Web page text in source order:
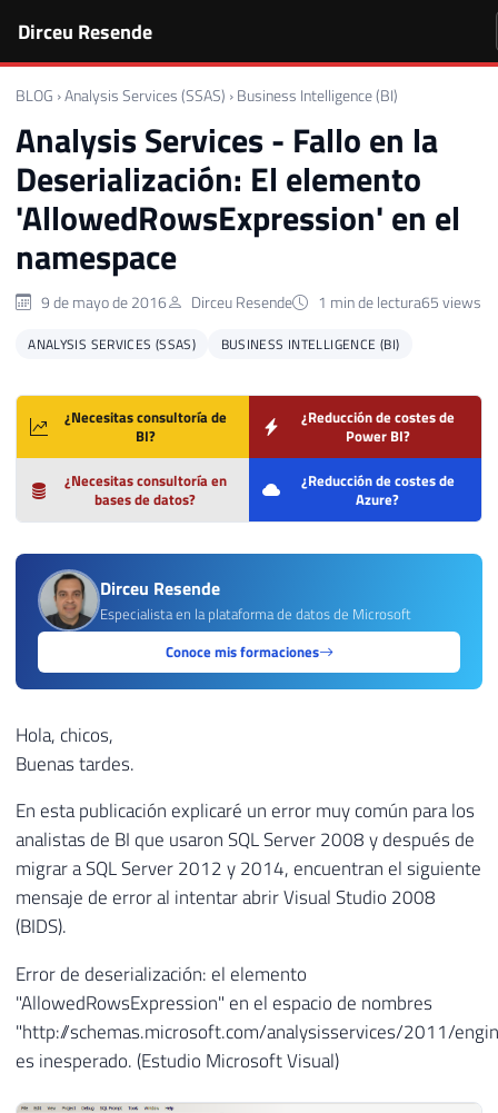
Dirceu Resende
BLOG ›Analysis Services (SSAS) › Business Intelligence (BI)
Analysis Services - Fallo en la
Deserialización: El elemento
'AllowedRowsExpression' en el
namespace
9 de mayo de 2016 Dirceu Resende 1 min de lectura65 views
ANALYSIS SERVICES (SSAS) BUSINESS INTELLIGENCE (BI)
¿Necesitas consultoría de
BI?
¿Reducción de costes de
Power BI?
¿Necesitas consultoría en
bases de datos?
¿Reducción de costes de
Azure?
Dirceu Resende
Especialista en la plataforma de datos de Microsoft
Conoce mis formaciones
Hola, chicos,
Buenas tardes.
En esta publicación explicaré un error muy común para los
analistas de BI que usaron SQL Server 2008 y después de
migrar a SQL Server 2012 y 2014, encuentran el siguiente
mensaje de error al intentar abrir Visual Studio 2008
(BIDS).
Error de deserialización: el elemento
"AllowedRowsExpression" en el espacio de nombres
"http://schemas.microsoft.com/analysisservices/2011/
es inesperado. (Estudio Microsoft Visual)